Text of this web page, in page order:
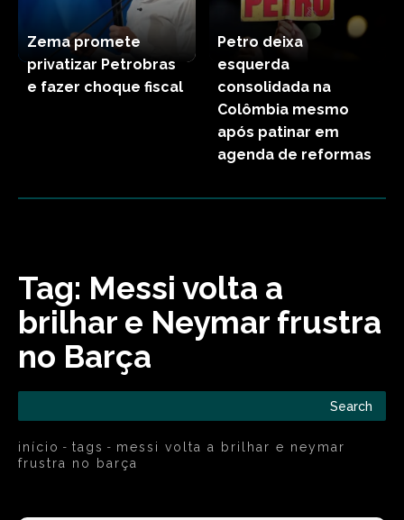
Zema promete
privatizar Petrobras
e fazer choque fiscal
Petro deixa
esquerda
consolidada na
Colômbia mesmo
após patinar em
agenda de reformas
Tag: Messi volta a
brilhar e Neymar frustra
no Barça
Search
início tags
messi volta a brilhar e neymar
frustra no barça